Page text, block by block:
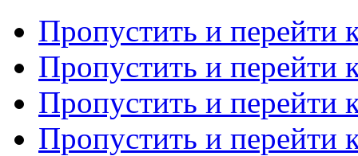
Пропустить и перейти
Пропустить и перейти
Пропустить и перейти
Пропустить и перейти